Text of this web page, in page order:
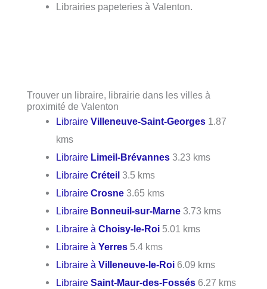
Librairies papeteries à Valenton.
Trouver un libraire, librairie dans les villes à
proximité de Valenton
LibraireVilleneuve-Saint-Georges 1.87
kms
Libraire Limeil-Brévannes 3.23 kms
LibraireCréteil 3.5 kms
LibraireCrosne 3.65 kms
Libraire Bonneuil-sur-Marne 3.73 kms
Libraire àChoisy-le-Roi 5.01 kms
Libraire àYerres 5.4 kms
Libraire àVilleneuve-le-Roi 6.09 kms
LibraireSaint-Maur-des-Fossés 6.27 kms